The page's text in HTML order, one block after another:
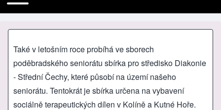
Také v letošním roce probíhá ve sborech
poděbradského seniorátu sbírka pro středisko Diakonie
- Střední Čechy, které působí na území našeho
seniorátu. Tentokrát je sbírka určena na vybavení
sociálně terapeutických dílen v Kolíně a Kutné Hoře.